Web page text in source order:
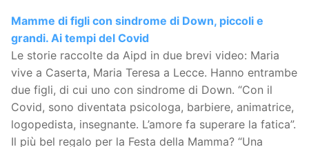
Mamme di figli con sindrome di Down, piccoli e
grandi. Ai tempi del Covid
Le storie raccolte da Aipd in due brevi video: Maria
vive a Caserta, Maria Teresa a Lecce. Hanno entrambe
due figli, di cui uno con sindrome di Down. “Con il
Covid, sono diventata psicologa, barbiere, animatrice,
logopedista, insegnante. L’amore fa superare la fatica”.
Il più bel regalo per la Festa della Mamma? “Una